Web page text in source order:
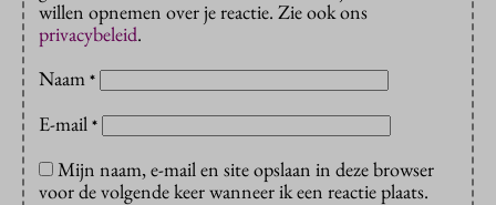
willen opnemen over je reactie. Zie ook ons
privacybeleid.
Naam *
E-mail *
Mijn naam, e-mail en site opslaan in deze browser
voor de volgende keer wanneer ik een reactie plaats.